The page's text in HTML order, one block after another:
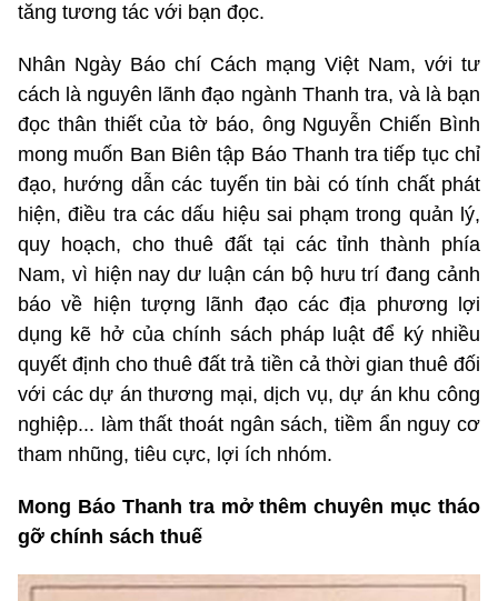
tăng tương tác với bạn đọc.
Nhân Ngày Báo chí Cách mạng Việt Nam, với tư
cách là nguyên lãnh đạo ngành Thanh tra, và là bạn
đọc thân thiết của tờ báo, ông Nguyễn Chiến Bình
mong muốn Ban Biên tập Báo Thanh tra tiếp tục chỉ
đạo, hướng dẫn các tuyến tin bài có tính chất phát
hiện, điều tra các dấu hiệu sai phạm trong quản lý,
quy hoạch, cho thuê đất tại các tỉnh thành phía
Nam, vì hiện nay dư luận cán bộ hưu trí đang cảnh
báo về hiện tượng lãnh đạo các địa phương lợi
dụng kẽ hở của chính sách pháp luật để ký nhiều
quyết định cho thuê đất trả tiền cả thời gian thuê đối
với các dự án thương mại, dịch vụ, dự án khu công
nghiệp... làm thất thoát ngân sách, tiềm ẩn nguy cơ
tham nhũng, tiêu cực, lợi ích nhóm.
Mong Báo Thanh tra mở thêm chuyên mục tháo
gỡ chính sách thuế